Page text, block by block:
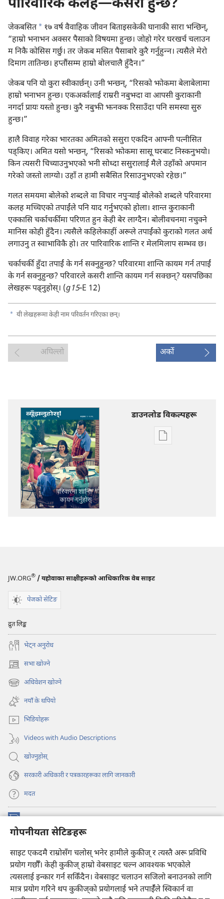
गोपनीयता सेटिङहरू
साइट एकदमै राम्रोसँग चलोस् भनेर हामीले कुकीज् र त्यस्तै अरू प्रविधि
प्रयोग गर्छौँ। केही कुकीज्‌ हाम्रो वेबसाइट चल्न आवश्यक भएकोले
त्यसलाई इन्कार गर्न सकिँदैन। वेबसाइट चलाउन सजिलो बनाउनको लागि
मात्र प्रयोग गरिने थप कुकीज्‌को प्रयोगलाई भने तपाईँले स्विकार्न वा
पारिवारिक कलह—कसरी हुन्छ?
जेकबसित a १७ वर्ष वैवाहिक जीवन बिताइसकेकी घानाकी सारा भन्छिन्‌,
“हाम्रो भनाभन अक्सर पैसाको विषयमा हुन्छ। जोहो गरेर घरखर्च चलाउन
म निकै कोसिस गर्छु। तर जेकब मसित पैसाबारे कुरै गर्नुहुन्‍न। त्यसैले मेरो
दिमाग तातिन्छ। हप्तौंसम्म हाम्रो बोलचालै हुँदैन।”
जेकब पनि यो कुरा स्वीकार्छन्‌। उनी भन्छन्‌, “रिसको झोकमा बेलाबेलामा
हाम्रो भनाभन हुन्छ। एकअर्कालाई राम्ररी नबुझ्दा वा आपसी कुराकानी
नगर्दा प्रायः यस्तो हुन्छ। कुरै नबुझी झनक्क रिसाउँदा पनि समस्या सुरु
हुन्छ।”
हालै विवाह गरेका भारतका अमितको ससुरा एकदिन आफ्नी पत्नीसित
पड्‌किए। अमित यसो भन्छन्‌, “रिसको झोकमा सासू घरबाट निस्कनुभयो।
किन त्यसरी चिच्याउनुभएको भनी सोध्दा ससुरालाई मैले उहाँको अपमान
गरेको जस्तो लाग्यो। उहाँ त हामी सबैसित रिसाउनुभएको रहेछ।”
गलत समयमा बोलेको शब्दले वा विचार नपुऱ्‍याई बोलेको शब्दले परिवारमा
कलह मच्चिएको तपाईंले पनि याद गर्नुभएको होला। शान्त कुराकानी
एक्कासि चर्काचर्कीमा परिणत हुन केही बेर लाग्दैन। बोलीवचनमा नचुक्ने
मानिस कोही हुँदैन। त्यसैले कहिलेकाहीं अरूले तपाईंको कुराको गलत अर्थ
लगाउनु त स्वाभाविकै हो। तर पारिवारिक शान्ति र मेलमिलाप सम्भव छ।
चर्काचर्की हुँदा तपाईं के गर्न सक्नुहुन्छ? परिवारमा शान्ति कायम गर्न तपाईं
के गर्न सक्नुहुन्छ? परिवारले कसरी शान्ति कायम गर्न सक्छन्‌? यसपछिका
लेखहरू पढ्‌नुहोस्‌। (g15-E 12)
a यी लेखहरूमा केही नाम परिवर्तन गरिएका छन्‌।
अघिल्लो अर्को
डाउनलोड विकल्पहरू
प्रकाशन
JW.ORG® / यहोवाका साक्षीहरूको आधिकारिक वेब साइट
पेजको सेटिङ
द्रुत लिङ्क
भेट्‌न अनुरोध
सभा खोज्ने
(ब्राउजरको
अर्को
ट्याबमा
नयाँ
पृष्ठ
खुल्नेछ)
अधिवेशन खोज्ने
(ब्राउजरको
अर्को
ट्याबमा
नयाँ
पृष्ठ
खुल्नेछ)
नयाँ के थपियो
भिडियोहरू
Videos with Audio Descriptions
खोज्नुहोस्‌
सरकारी अधिकारी र पत्रकारहरूका लागि जानकारी
मदत
अर्को
नयाँ
पृष्ठ
प्रहरीधरहरा अनलाइन लाइब्रेरी
(ब्राउजरको
अर्को
नयाँ
पृष्ठ
JW Hub ®
(ब्राउजरको
अर्को
ट्याबमा JW लाइब्रेरी एप